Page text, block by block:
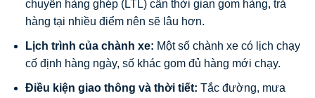
chuyển hàng ghép (LTL) cần thời gian gom hàng, trả
hàng tại nhiều điểm nên sẽ lâu hơn.
Lịch trình của chành xe: Một số chành xe có lịch chạy
cố định hàng ngày, số khác gom đủ hàng mới chạy.
Điều kiện giao thông và thời tiết: Tắc đường, mưa